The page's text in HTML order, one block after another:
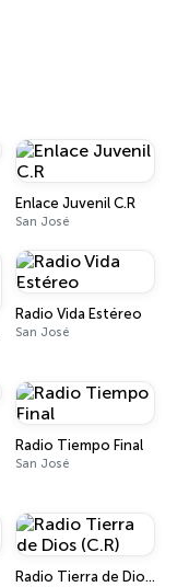
Enlace Juvenil C.R
San José
Radio Vida Estéreo
San José
Radio Tiempo Final
San José
Radio Tierra de Dios (C.R)